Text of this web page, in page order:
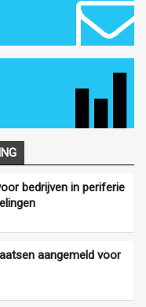
bedrijven in periferie
aangemeld voor